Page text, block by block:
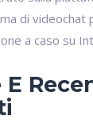
di videochat
a caso su